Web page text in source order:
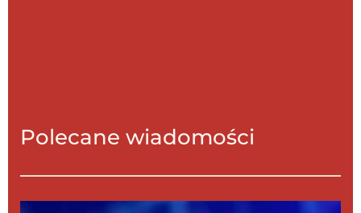
Polecane wiadomości